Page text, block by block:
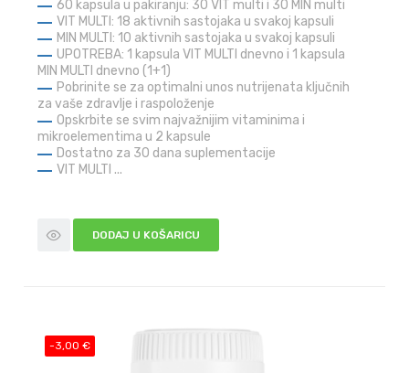
60 kapsula u pakiranju: 30 VIT multi i 30 MIN multi
VIT MULTI: 18 aktivnih sastojaka u svakoj kapsuli
MIN MULTI: 10 aktivnih sastojaka u svakoj kapsuli
UPOTREBA: 1 kapsula VIT MULTI dnevno i 1 kapsula
MIN MULTI dnevno (1+1)
Pobrinite se za optimalni unos nutrijenata ključnih
za vaše zdravlje i raspoloženje
Opskrbite se svim najvažnijim vitaminima i
mikroelementima u 2 kapsule
Dostatno za 30 dana suplementacije
VIT MULTI ...
DODAJ U KOŠARICU
-3,00 €